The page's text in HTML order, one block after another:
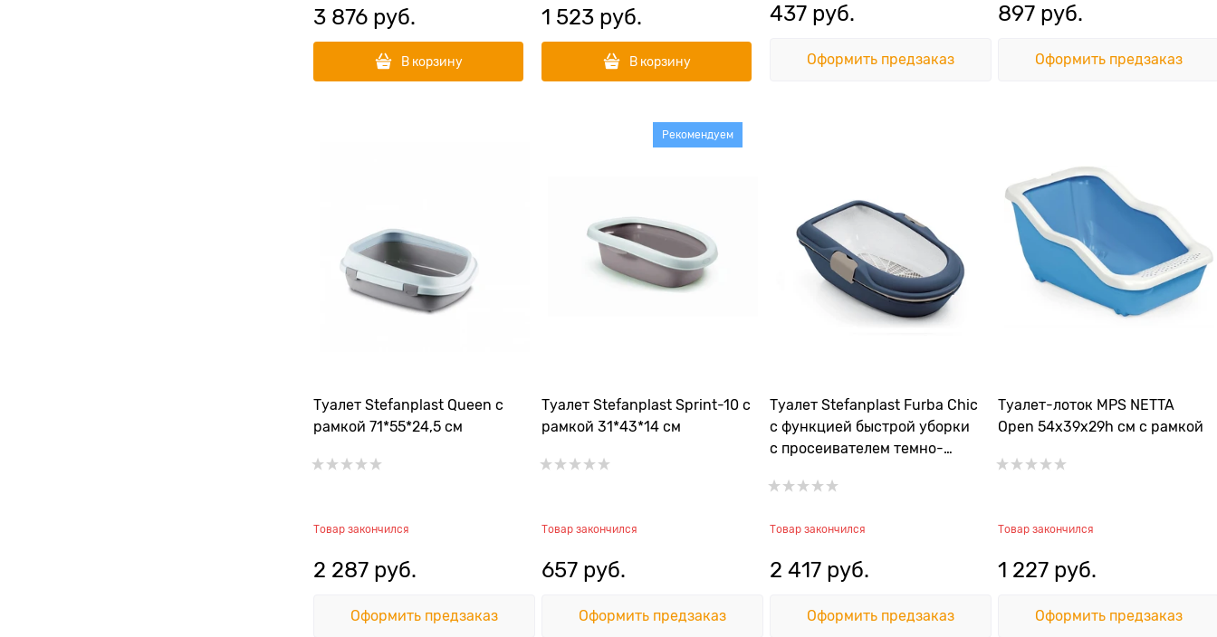
3 876 руб.
В корзину
1 523 руб.
В корзину
437 руб.
Оформить предзаказ
897 руб.
Оформить предзаказ
Туалет Stefanplast Queen с
рамкой 71*55*24,5 см
Товар закончился
2 287 руб.
Оформить предзаказ
Туалет Stefanplast Sprint-10 с
рамкой 31*43*14 см
Рекомендуем
Товар закончился
657 руб.
Оформить предзаказ
Туалет Stefanplast Furba Chic
с функцией быстрой уборки
с просеивателем темно-
Товар закончился
2 417 руб.
Оформить предзаказ
Туалет-лоток MPS NETTA
Open 54х39х29h см с рамкой
Товар закончился
1 227 руб.
Оформить предзаказ